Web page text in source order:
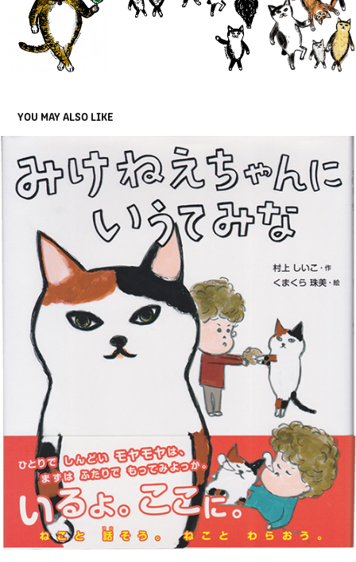
YOU MAY ALSO LIKE
著作絵本『みけねえちゃんに いうてみな』シリーズ
2020